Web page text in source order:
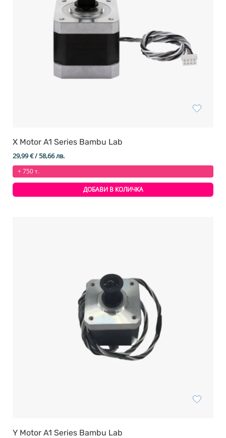
X Motor A1 Series Bambu Lab
29,99€/ 58,66 лв.
+ 750 т.
ДОБАВИ В КОЛИЧКА
Y Motor A1 Series Bambu Lab